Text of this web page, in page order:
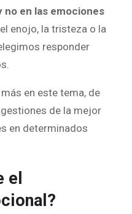
no en las emociones
enojo, la tristeza o la
responder
en este tema, de
de la mejor
en determinados
el